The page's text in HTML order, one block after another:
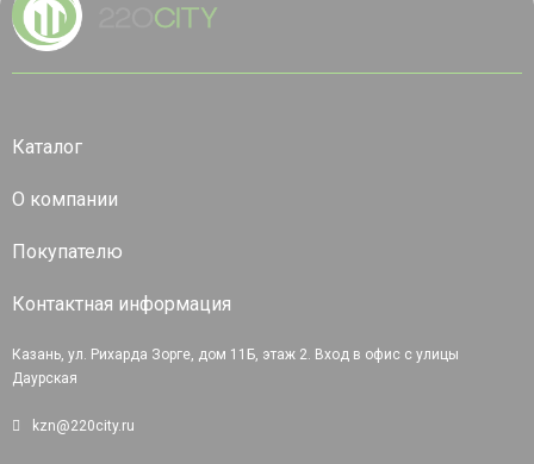
Каталог
О компании
Покупателю
Контактная информация
Казань, ул. Рихарда Зорге, дом 11Б, этаж 2. Вход в офис с улицы
Даурская
kzn@220city.ru